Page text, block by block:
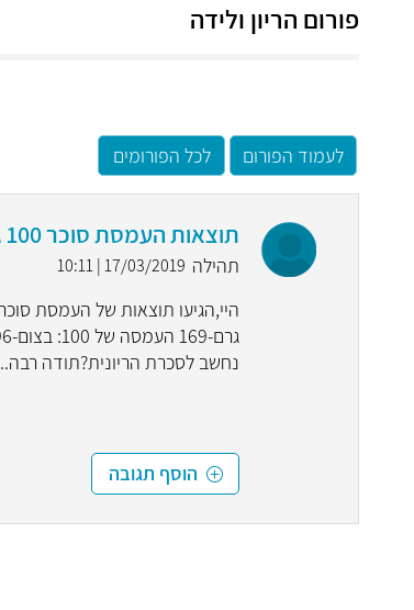
פורום הריון ולידה
לעמוד הפורום לכל הפורומים
תוצאות העמסת סוכר 100 גרם (לת)
תהילה 17/03/2019 | 10:11
נחשב לסכרת הריונית?תודה רבה..
הוסף תגובה